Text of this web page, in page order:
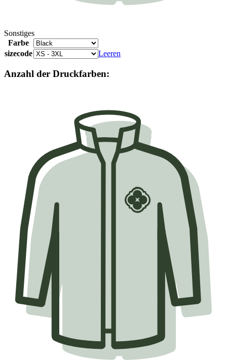
Sonstiges
Farbe
sizecode
Leeren
Anzahl der Druckfarben: